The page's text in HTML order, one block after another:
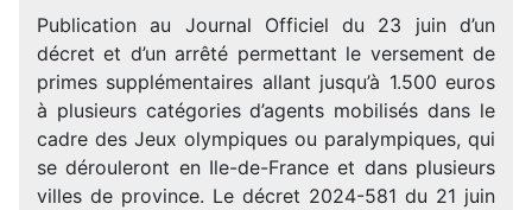
Publication au Journal Officiel du 23 juin d’un
décret et d’un arrêté permettant le versement de
primes supplémentaires allant jusqu’à 1.500 euros
à plusieurs catégories d’agents mobilisés dans le
cadre des Jeux olympiques ou paralympiques, qui
se dérouleront en Ile-de-France et dans plusieurs
villes de province. Le décret 2024-581 du 21 juin